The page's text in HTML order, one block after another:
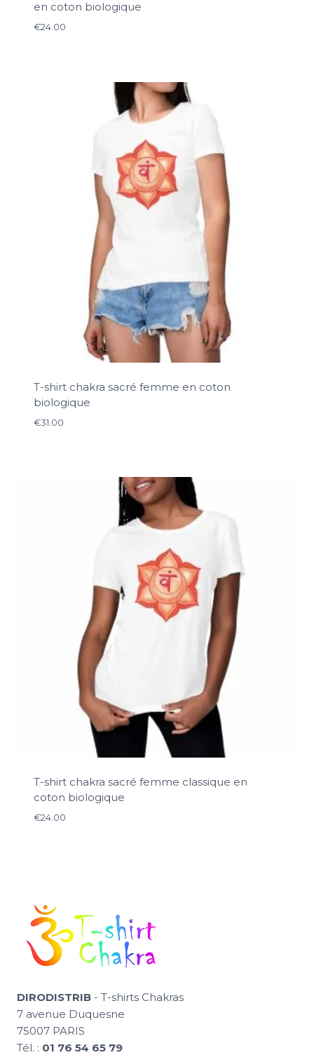
en coton biologique
€24.00
T-shirt chakra sacré femme en coton
biologique
€31.00
T-shirt chakra sacré femme classique en
coton biologique
€24.00
DIRODISTRIB - T-shirts Chakras
7 avenue Duquesne
75007 PARIS
Tél. : 01 76 54 65 79